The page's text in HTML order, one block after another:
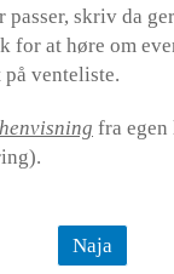
passer, skriv da
for at høre om
venteliste.
fra
Naja